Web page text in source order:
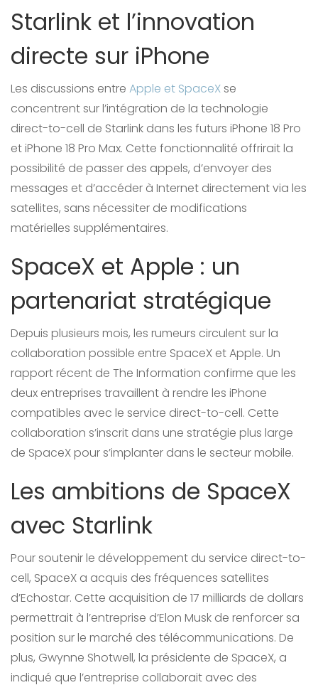
Starlink et l’innovation
directe sur iPhone
Les discussions entre Apple et SpaceXse
concentrent sur l’intégration de la technologie
direct-to-cell de Starlink dans les futurs iPhone 18 Pro
et iPhone 18 Pro Max. Cette fonctionnalité offrirait la
possibilité de passer des appels, d’envoyer des
messages et d’accéder à Internet directement via les
satellites, sans nécessiter de modifications
matérielles supplémentaires.
SpaceX et Apple : un
partenariat stratégique
Depuis plusieurs mois, les rumeurs circulent sur la
collaboration possible entre SpaceX et Apple. Un
rapport récent de The Information confirme que les
deux entreprises travaillent à rendre les iPhone
compatibles avec le service direct-to-cell. Cette
collaboration s’inscrit dans une stratégie plus large
de SpaceX pour s’implanter dans le secteur mobile.
Les ambitions de SpaceX
avec Starlink
Pour soutenir le développement du service direct-to-
cell, SpaceX a acquis des fréquences satellites
d’Echostar. Cette acquisition de 17 milliards de dollars
permettrait à l’entreprise d’Elon Musk de renforcer sa
position sur le marché des télécommunications. De
plus, Gwynne Shotwell, la présidente de SpaceX, a
indiqué que l’entreprise collaborait avec des